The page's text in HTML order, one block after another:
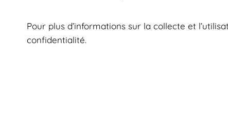
Pour plus d’informations sur la collecte et
confidentialité.